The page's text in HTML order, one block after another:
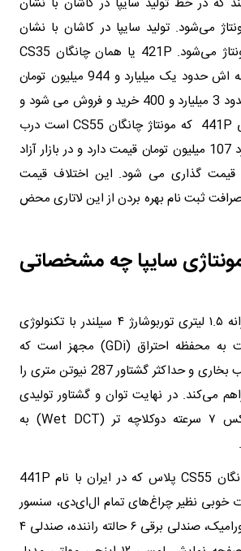
می‌شود. تولید سایپا در کاشان با نشان
رسمی این شرکت مونتاژ می‌شود. 421P یا همان چانگان CS35
مونتاژی قیمت کارخانه اش حدود یک میلیارد و 944 میلیون تومان
است و در بازار آزاد حدود 3 میلیارد و 400 خرید و فروش می شود و
برادر بزرگ ترش یعنی 441P که مونتاژ چانگان CS55 است درب
کارخانه سایپا 2 میلیارد 107 میلیون تومان قیمت دارد و در بازار آزاد
بالای 4 میلیارد 150 قیمت گذاری می شود. این اختلاف قیمت
ثبت نام بهره بردن از این لاتاری محض
سایپا چه مشخصاتی
سایپا 441P به پیشرانه ۱.۵ لیتری توربوشارژ ۴ سیلندر با تکنولوژی
تزریق مستقیم سوخت به محفظه احتراق (GDi) مجهز است که
حداکثر توان 181 اسب بخاری و حداکثر گشتاور 287 نیوتن متری را
می‌کند. در نهایت توان و گشتاور تولیدی
موتور از طریق گیربکس ۷ سرعته دوکلاچه تر (Wet DCT) به
در نسخه مونتاژی چانگان CS55 پلاس که در ایران با نام 441P
خوبی نظیر چراغ‌های تمام ال‌ای‌دی، سنسور
نور و باران، سقف پانورامیک، صندلی برقی ۶ حالته راننده، صندلی ۴